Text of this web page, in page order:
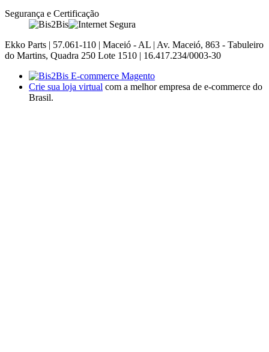
Segurança e Certificação
Ekko Parts | 57.061-110 | Maceió - AL | Av. Maceió, 863 - Tabuleiro
do Martins, Quadra 250 Lote 1510 | 16.417.234/0003-30
Crie sua loja virtual com a melhor empresa de e-commerce do
Brasil.